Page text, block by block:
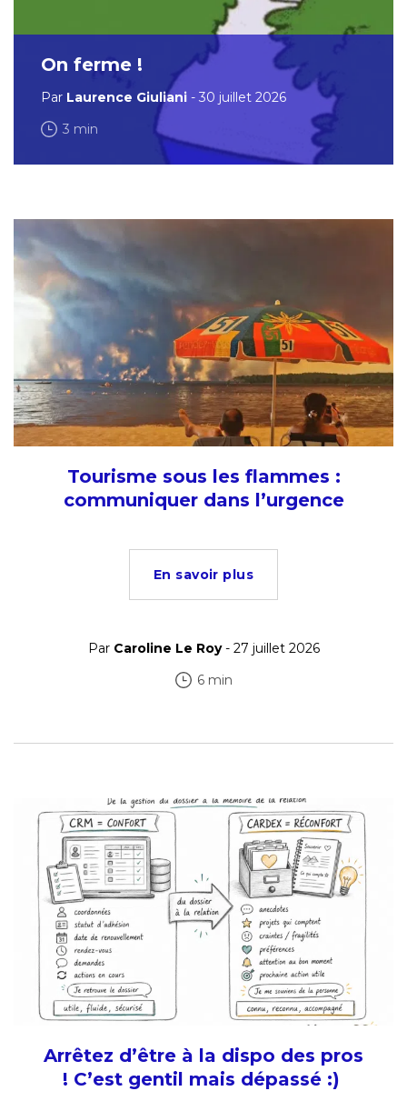
On ferme !
Par Laurence Giuliani - 30 juillet 2026
3 min
Tourisme sous les flammes :
communiquer dans l’urgence
En savoir plus
Par Caroline Le Roy- 27 juillet 2026
6 min
Arrêtez d’être à la dispo des pros
! C’est gentil mais dépassé :)